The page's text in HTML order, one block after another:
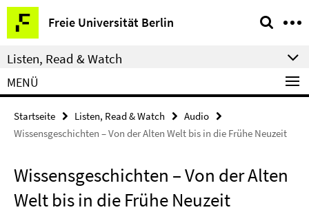
Springe
direkt
zu
Inhalt
Freie Universität Berlin
Service-
Navigation
Listen, Read & Watch
MENÜ
Startseite Listen, Read & Watch
Audio
Wissensgeschichten – Von der Alten Welt bis in die Frühe Neuzeit
Wissensgeschichten – Von der Alten
Welt bis in die Frühe Neuzeit